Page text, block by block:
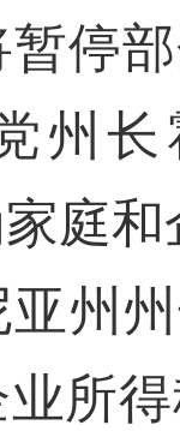
暂停
州长
庭
州
所